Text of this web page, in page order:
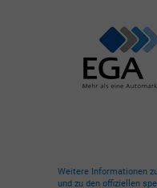
Weitere Informationen
und zu den offiziellen